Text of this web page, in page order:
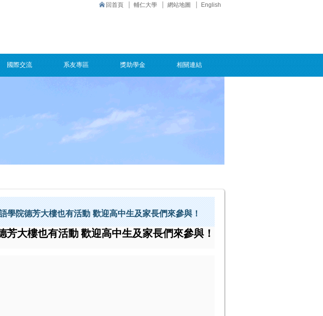
回首頁 輔仁大學 網站地圖 English
國際交流 系友專區 獎助學金 相關連結
學院德芳大樓也有活動 歡迎高中生及家長們來參與！
芳大樓也有活動 歡迎高中生及家長們來參與！